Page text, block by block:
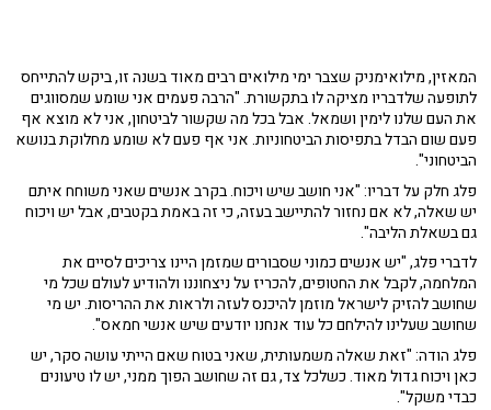
המאזין, מילואימניק שצבר ימי מילואים רבים מאוד בשנה זו, ביקש להתייחס
לתופעה שלדבריו מציקה לו בתקשורת. "הרבה פעמים אני שומע שמסווגים
את העם שלנו לימין ושמאל. אבל בכל מה שקשור לביטחון, אני לא מוצא אף
פעם שום הבדל בתפיסות הביטחוניות. אני אף פעם לא שומע מחלוקת בנושא
הביטחוני".
פלג חלק על דבריו: "אני חושב שיש ויכוח. בקרב אנשים שאני משוחח איתם
יש שאלה, לא אם נחזור להתיישב בעזה, כי זה באמת בקטבים, אבל יש ויכוח
גם בשאלת הליבה".
לדברי פלג, "יש אנשים כמוני שסבורים שמזמן היינו צריכים לסיים את
המלחמה, לקבל את החטופים, להכריז על ניצחוננו ולהודיע לעולם שכל מי
שחושב להזיק לישראל מוזמן להיכנס לעזה ולראות את ההריסות. יש מי
שחושב שעלינו להילחם כל עוד אנחנו יודעים שיש אנשי חמאס".
פלג הודה: "זאת שאלה משמעותית, שאני בטוח שאם הייתי עושה סקר, יש
כאן ויכוח גדול מאוד. כשלכל צד, גם זה שחושב הפוך ממני, יש לו טיעונים
כבדי משקל".